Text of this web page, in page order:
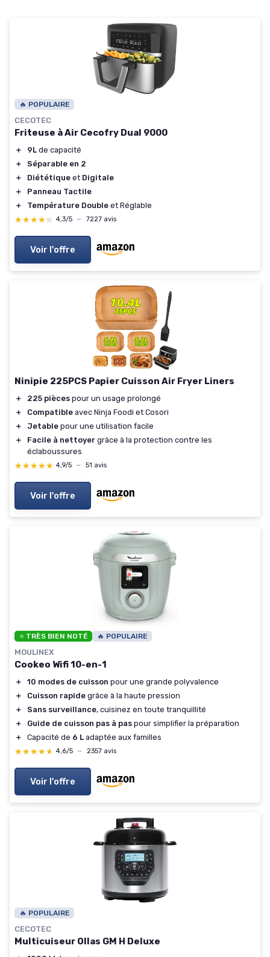
🔥 POPULAIRE
CECOTEC
Friteuse à Air Cecofry Dual 9000
＋ 9L de capacité
＋
Séparable en 2
＋
Diététique et Digitale
＋
Panneau Tactile
＋
Température Double et Réglable
★★★★★
★★★★★ 4,3/5 — 7227 avis
Voir l'offre
Ninipie 225PCS Papier Cuisson Air Fryer Liners
＋ 225 pièces pour un usage prolongé
＋
Compatible avec Ninja Foodi et Cosori
＋
Jetable pour une utilisation facile
＋
Facile à nettoyer grâce à la protection contre les
éclaboussures
★★★★★
★★★★★ 4,9/5 — 51 avis
Voir l'offre
⭐ TRÈS BIEN NOTÉ 🔥 POPULAIRE
MOULINEX
Cookeo Wifi 10-en-1
＋ 10 modes de cuisson pour une grande polyvalence
＋
Cuisson rapide grâce à la haute pression
＋
Sans surveillance, cuisinez en toute tranquillité
＋
Guide de cuisson pas à pas pour simplifier la préparation
＋
Capacité de 6 L adaptée aux familles
★★★★★
★★★★★ 4,6/5 — 2357 avis
Voir l'offre
🔥 POPULAIRE
CECOTEC
Multicuiseur Ollas GM H Deluxe